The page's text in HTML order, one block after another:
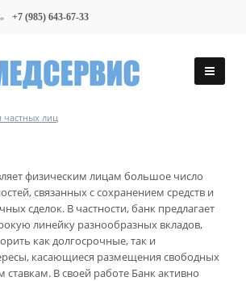
+7 (985) 643-67-33
частных лиц
физическим лицам большое число
связанных с сохранением средств и
сделок. В частности, банк предлагает
линейку разнообразных вкладов,
как долгосрочные, так и
касающиеся размещения свободных
ставкам. В своей работе Банк активно